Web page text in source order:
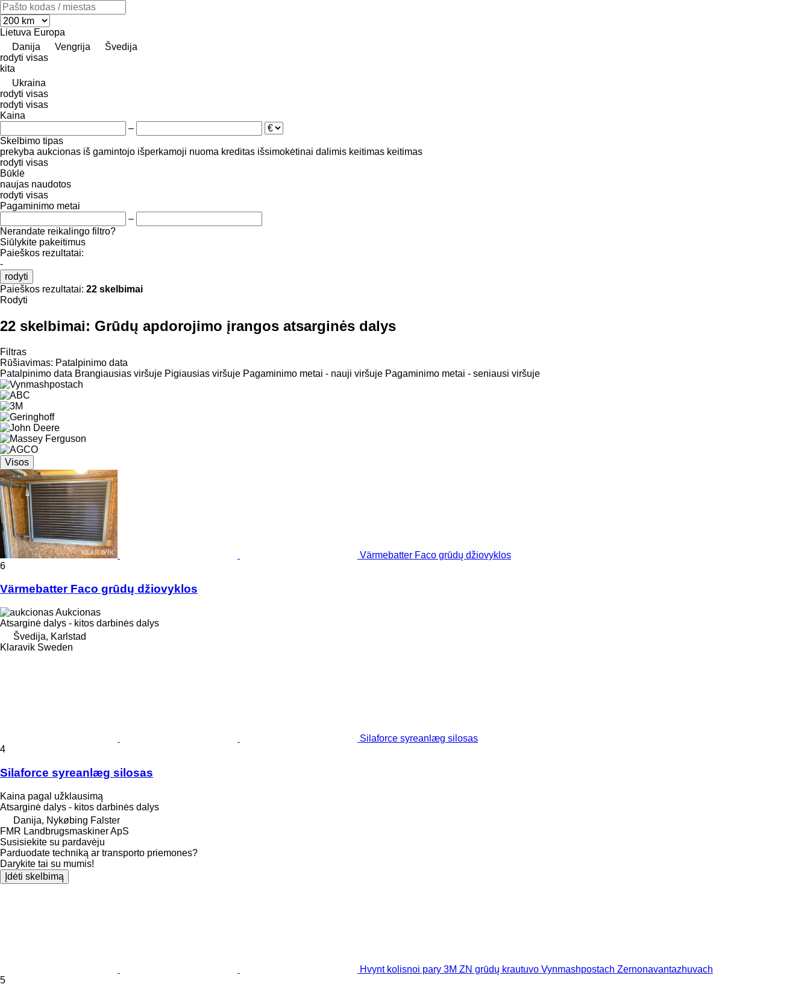
Lietuva Europa
Danija
Vengrija
Švedija
rodyti visas
kita
Ukraina
rodyti visas
rodyti visas
Kaina
–
Skelbimo tipas
prekyba aukcionas iš gamintojo išperkamoji nuoma kreditas išsimokėtinai dalimis keitimas keitimas
rodyti visas
Būklė
naujas naudotos
rodyti visas
Pagaminimo metai
–
Nerandate reikalingo filtro?
Siūlykite pakeitimus
Paieškos rezultatai:
-
rodyti
Paieškos rezultatai: 22 skelbimai
Rodyti
22 skelbimai: Grūdų apdorojimo įrangos atsarginės dalys
Filtras
Rūšiavimas: Patalpinimo data
Patalpinimo data Brangiausias viršuje Pigiausias viršuje Pagaminimo metai - nauji viršuje Pagaminimo metai - seniausi viršuje
Visos
Värmebatter Faco grūdų džiovyklos
6
Värmebatter Faco grūdų džiovyklos
Aukcionas
Atsarginė dalys - kitos darbinės dalys
Švedija, Karlstad
Klaravik Sweden
Silaforce syreanlæg silosas
4
Silaforce syreanlæg silosas
Kaina pagal užklausimą
Atsarginė dalys - kitos darbinės dalys
Danija, Nykøbing Falster
FMR Landbrugsmaskiner ApS
Susisiekite su pardavėju
Parduodate techniką ar transporto priemones?
Darykite tai su mumis!
Įdėti skelbimą
Hvynt kolisnoi pary 3M ZN grūdų krautuvo Vynmashpostach Zernonavantazhuvach
5